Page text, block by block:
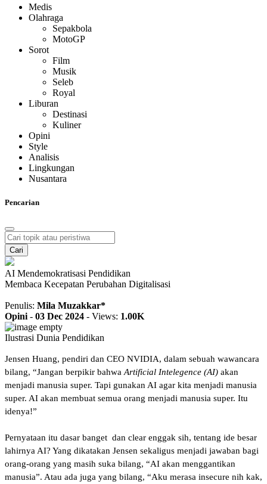
Medis
Olahraga
Sepakbola
MotoGP
Sorot
Film
Musik
Seleb
Royal
Liburan
Destinasi
Kuliner
Opini
Style
Analisis
Lingkungan
Nusantara
Pencarian
Cari
AI Mendemokratisasi Pendidikan
Membaca Kecepatan Perubahan Digitalisasi
Penulis: Mila Muzakkar*
Opini - 03 Dec 2024 - Views: 1.00K
Ilustrasi Dunia Pendidikan
Jensen Huang, pendiri dan CEO NVIDIA, dalam sebuah wawancara
bilang, “Jangan berpikir bahwa Artificial Intelegence (AI) akan
menjadi manusia super. Tapi gunakan AI agar kita menjadi manusia
super. AI akan membuat semua orang menjadi manusia super. Itu
idenya!”
Pernyataan itu dasar banget dan clear enggak sih, tentang ide besar
lahirnya AI? Yang dikatakan Jensen sekaligus menjadi jawaban bagi
orang-orang yang masih suka bilang, “AI akan menggantikan
manusia”. Atau ada juga yang bilang, “Aku merasa insecure nih kak,